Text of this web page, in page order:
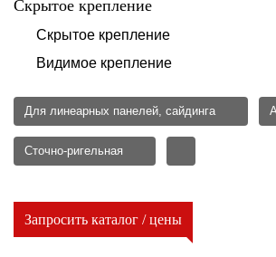
Скрытое крепление
Скрытое крепление
Видимое крепление
Для линеарных панелей, сайдинга
Сточно-ригельная
Запросить каталог / цены